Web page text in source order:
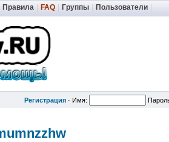
Правила FAQ Группы Пользователи
Регистрация · Имя: